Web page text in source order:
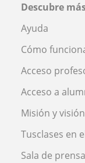
Descubre
Ayuda
Cómo
Acceso
Acceso a
Misión y visión
Tusclases en
Sala de prensa